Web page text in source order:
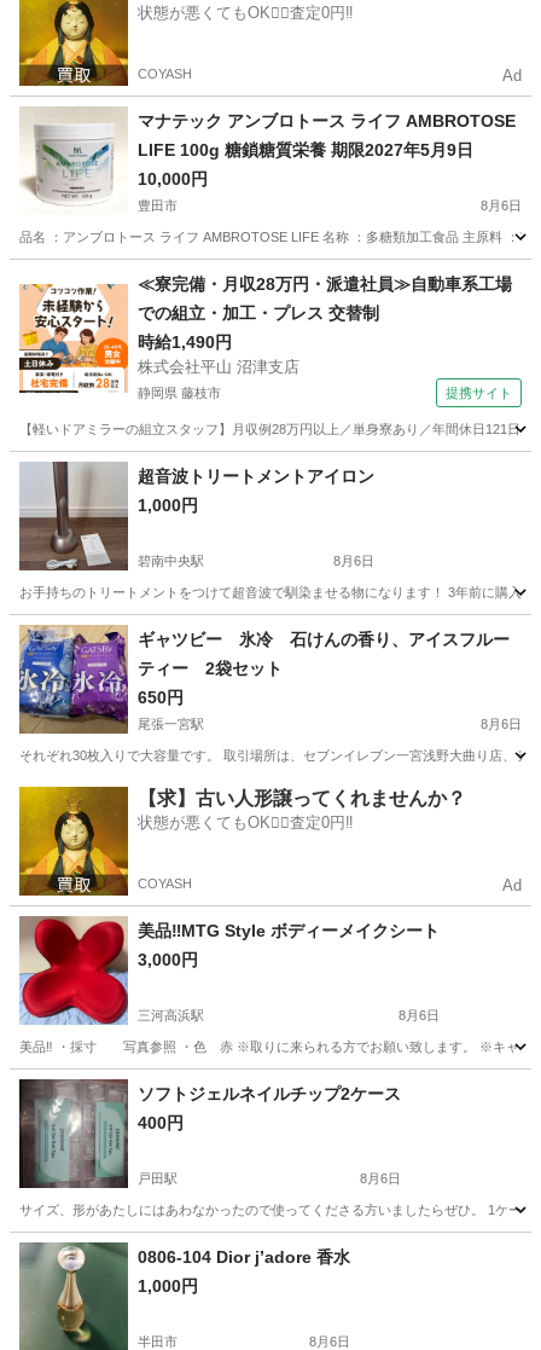
状態が悪くてもOK🙆‍♀️査定0円‼️
COYASH Ad
マナテック アンブロトース ライフ AMBROTOSE
LIFE 100g 糖鎖糖質栄養 期限2027年5月9日
10,000円
豊田市 8月6日
品名 ：アンブロトース ライフ AMBROTOSE LIFE 名称 ：多糖類加工食品 主原料 ：ア
健康食品
≪寮完備・月収28万円・派遣社員≫自動車系工場
での組立・加工・プレス 交替制
時給1,490円
株式会社平山 沼津支店
静岡県 藤枝市 提携サイト
【軽いドアミラーの組立スタッフ】月収例28万円以上／単身寮あり／年間休日121
静岡 藤枝市 その他
超音波トリートメントアイロン
1,000円
碧南中央駅 8月6日
お手持ちのトリートメントをつけて超音波で馴染ませる物になります！ 3年前に購入
愛知 碧南市 碧南中央駅 ヘアケア トリートメント
ギャツビー 氷冷 石けんの香り、アイスフルー
ティー 2袋セット
650円
尾張一宮駅 8月6日
それぞれ30枚入りで大容量です。 取引場所は、セブンイレブン一宮浅野大曲り店、テ
尾張一宮駅 ボディケア
【求】古い人形譲ってくれませんか？
状態が悪くてもOK🙆‍♀️査定0円‼️
COYASH Ad
美品‼️MTG Style ボディーメイクシート
3,000円
三河高浜駅 8月6日
美品‼️ ・採寸 写真参照 ・色 赤 ※取りに来られる方でお願い致します。 ※キャンセ
愛知 高浜市 三河高浜駅 ボディケア
ソフトジェルネイルチップ2ケース
400円
戸田駅 8月6日
サイズ、形があたしにはあわなかったので使ってくださる方いましたらぜひ。 1ケー
愛知 名古屋市 0806-104 Dior j’adore 香水
1,000円
半田市 8月6日